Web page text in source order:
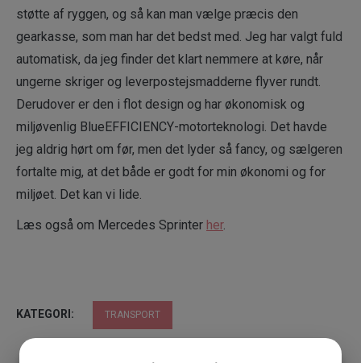
støtte af ryggen, og så kan man vælge præcis den
gearkasse, som man har det bedst med. Jeg har valgt fuld
automatisk, da jeg finder det klart nemmere at køre, når
ungerne skriger og leverpostejsmadderne flyver rundt.
Derudover er den i flot design og har økonomisk og
miljøvenlig BlueEFFICIENCY-motorteknologi. Det havde
jeg aldrig hørt om før, men det lyder så fancy, og sælgeren
fortalte mig, at det både er godt for min økonomi og for
miljøet. Det kan vi lide.
Læs også om Mercedes Sprinter her.
KATEGORI: TRANSPORT